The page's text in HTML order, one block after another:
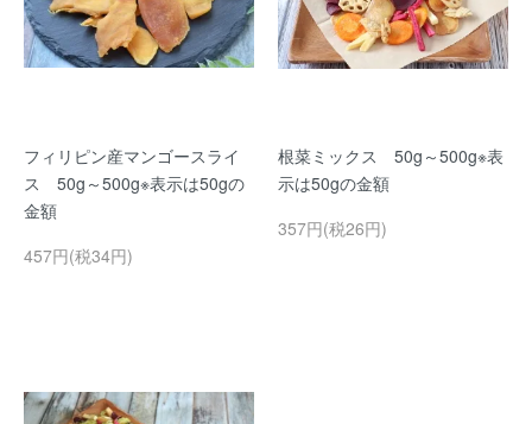
フィリピン産マンゴースライ
ス 50g～500g※表示は50gの
金額
457円(税34円)
根菜ミックス 50g～500g※表
示は50gの金額
357円(税26円)